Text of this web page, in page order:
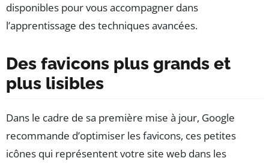
disponibles pour vous accompagner dans
l’apprentissage des techniques avancées.
Des favicons plus grands et
plus lisibles
Dans le cadre de sa première mise à jour, Google
recommande d’optimiser les favicons, ces petites
icônes qui représentent votre site web dans les